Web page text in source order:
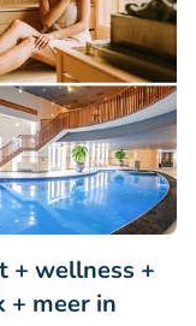
+ wellness +
+ meer in